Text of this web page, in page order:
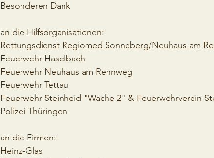
Besonderen Dank
an die Hilfsorganisationen:
Rettungsdienst Regiomed Sonneberg/Neuhaus am
Feuerwehr Haselbach
Feuerwehr Neuhaus am Rennweg
Feuerwehr Tettau
Feuerwehr Steinheid "Wache 2" & Feuerwehrverein
Polizei Thüringen
an die Firmen:
Heinz-Glas